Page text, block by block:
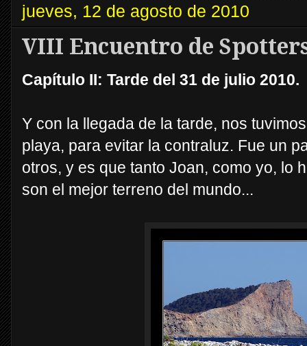
jueves, 12 de agosto de 2010
VIII Encuentro de
Capítulo II: Tarde del 31 de julio 2010.
Y con la llegada de la tarde, nos
playa, para evitar la contraluz. Fue un
otros, y es que tanto Joan, como yo, lo
son el mejor terreno del mundo...